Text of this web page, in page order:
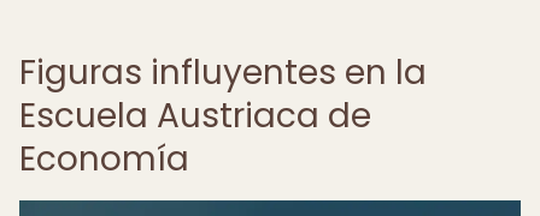
Figuras influyentes en la
Escuela Austriaca de
Economía